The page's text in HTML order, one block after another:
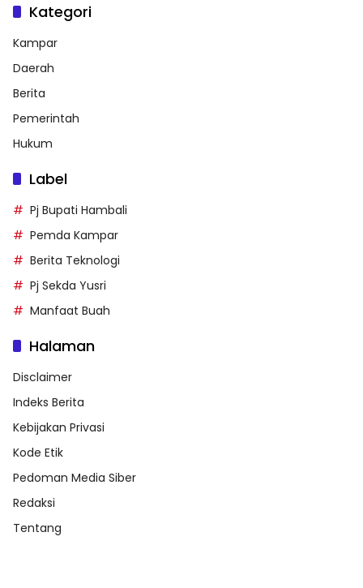
Kategori
Kampar
Daerah
Berita
Pemerintah
Hukum
Label
Pj Bupati Hambali
Pemda Kampar
Berita Teknologi
Pj Sekda Yusri
Manfaat Buah
Halaman
Disclaimer
Indeks Berita
Kebijakan Privasi
Kode Etik
Pedoman Media Siber
Redaksi
Tentang